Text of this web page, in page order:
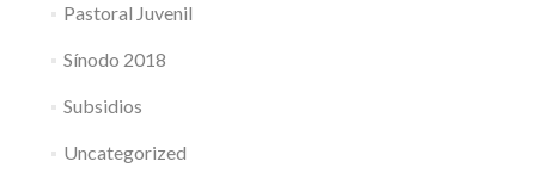
Pastoral Juvenil
Sínodo 2018
Subsidios
Uncategorized